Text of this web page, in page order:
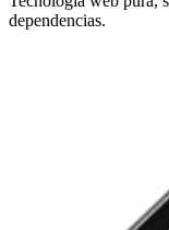
dependencias.